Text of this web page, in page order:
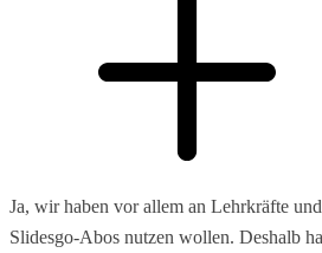
Ja, wir haben vor allem an Lehrkräfte
Slidesgo-Abos nutzen wollen. Deshalb